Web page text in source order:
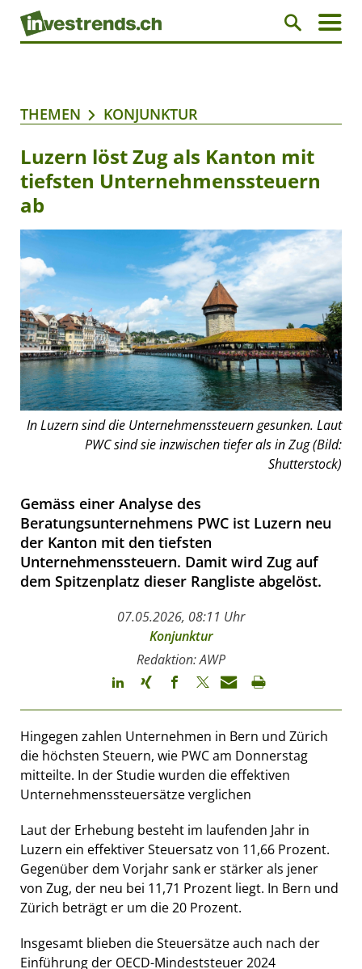
THEMEN KONJUNKTUR
Luzern löst Zug als Kanton mit
tiefsten Unternehmenssteuern
ab
In Luzern sind die Unternehmenssteuern gesunken. Laut
PWC sind sie inzwischen tiefer als in Zug (Bild:
Shutterstock)
Gemäss einer Analyse des
Beratungsunternehmens PWC ist Luzern neu
der Kanton mit den tiefsten
Unternehmenssteuern. Damit wird Zug auf
dem Spitzenplatz dieser Rangliste abgelöst.
07.05.2026, 08:11 Uhr
Konjunktur
Redaktion: AWP
Hingegen zahlen Unternehmen in Bern und Zürich
die höchsten Steuern, wie PWC am Donnerstag
mitteilte. In der Studie wurden die effektiven
Unternehmenssteuersätze verglichen
Laut der Erhebung besteht im laufenden Jahr in
Luzern ein effektiver Steuersatz von 11,66 Prozent.
Gegenüber dem Vorjahr sank er stärker als jener
von Zug, der neu bei 11,71 Prozent liegt. In Bern und
Zürich beträgt er um die 20 Prozent.
Insgesamt blieben die Steuersätze auch nach der
Einführung der OECD-Mindeststeuer 2024